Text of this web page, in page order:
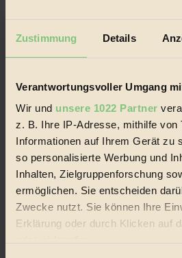
Zustimmung Details
Verantwortungsvoller Umgang
Wir und unsere 1022 Partner
z. B. Ihre IP-Adresse, mithilfe von
Informationen auf Ihrem Gerät zu
so personalisierte Werbung und
Inhalten, Zielgruppenforschung
ermöglichen. Sie entscheiden
Zwecke nutzt. Sie können Ihre
Erklärung oder durch Klicken auf
22.601 Fans auf Facebook
Nachhaltigkeit
Vegan